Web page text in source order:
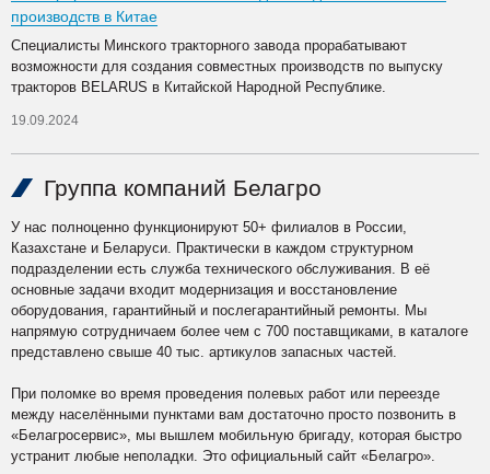
производств в Китае
Специалисты Минского тракторного завода прорабатывают
возможности для создания совместных производств по выпуску
тракторов BELARUS в Китайской Народной Республике.
19.09.2024
Группа компаний Белагро
У нас полноценно функционируют 50+ филиалов в России,
Казахстане и Беларуси. Практически в каждом структурном
подразделении есть служба технического обслуживания. В её
основные задачи входит модернизация и восстановление
оборудования, гарантийный и послегарантийный ремонты. Мы
напрямую сотрудничаем более чем с 700 поставщиками, в каталоге
представлено свыше 40 тыс. артикулов запасных частей.
При поломке во время проведения полевых работ или переезде
между населёнными пунктами вам достаточно просто позвонить в
«Белагросервис», мы вышлем мобильную бригаду, которая быстро
устранит любые неполадки. Это официальный сайт «Белагро».